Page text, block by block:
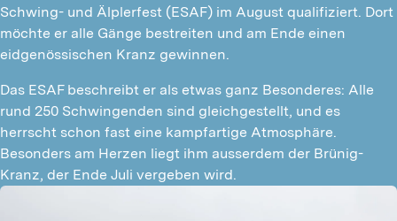
Schwing- und Älplerfest (ESAF) im August qualifiziert. Dort
möchte er alle Gänge bestreiten und am Ende einen
eidgenössischen Kranz gewinnen.
Das ESAF beschreibt er als etwas ganz Besonderes: Alle
rund 250 Schwingenden sind gleichgestellt, und es
herrscht schon fast eine kampfartige Atmosphäre.
Besonders am Herzen liegt ihm ausserdem der Brünig-
Kranz, der Ende Juli vergeben wird.